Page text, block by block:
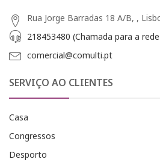
Rua Jorge Barradas 18 A/B, ,
218453480 (Chamada para a
comercial@comulti.pt
SERVIÇO AO CLIENTES
Casa
Congressos
Desporto